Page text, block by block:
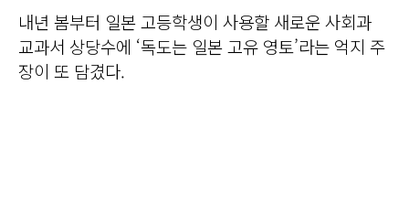
내년 봄부터 일본 고등학생이 사용할 새로운 사회과
교과서 상당수에 ‘독도는 일본 고유 영토’라는 억지 주
장이 또 담겼다.